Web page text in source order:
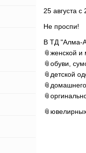
25 августа
Не проспи!
В ТД "Алма-
📎женской
📎обуви,
📎детской